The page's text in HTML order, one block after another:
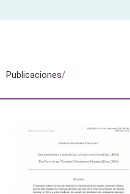
Publicaciones/